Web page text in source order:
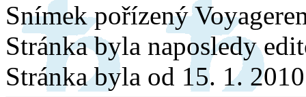
Snímek pořízený
Stránka byla naposledy
Stránka byla od 15. 1.